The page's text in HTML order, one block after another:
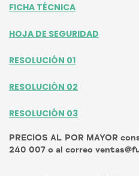
FICHA TÉCNICA
HOJA DE SEGURIDAD
RESOLUCIÓN 01
RESOLUCIÓN 02
RESOLUCIÓN 03
PRECIOS AL POR MAYOR
240 007 o al correo